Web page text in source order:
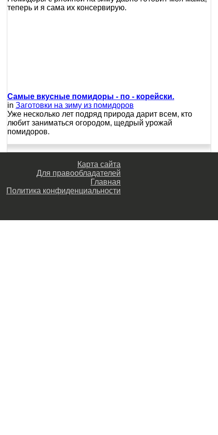
теперь и я сама их консервирую.
Самые вкусные помидоры - по - корейски.
in Заготовки на зиму из помидоров
Уже несколько лет подряд природа дарит всем, кто
любит заниматься огородом, щедрый урожай
помидоров.
Карта сайта
Для правообладателей
Главная
Политика конфиденциальности